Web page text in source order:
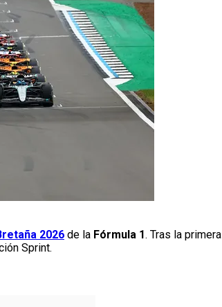
2026 de la Fórmula 1. Tras la
Sprint.